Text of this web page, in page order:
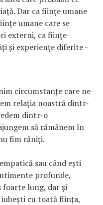
Dar ca ființe umane
umane care se
externi, ca ființe
și experiențe diferite -
circumstanțe care ne
relația noastră dintr-
dintr-o
să rămânem în
fim răniți.
sau când ești
profunde,
foarte lung, dar și
cu toată ființa,